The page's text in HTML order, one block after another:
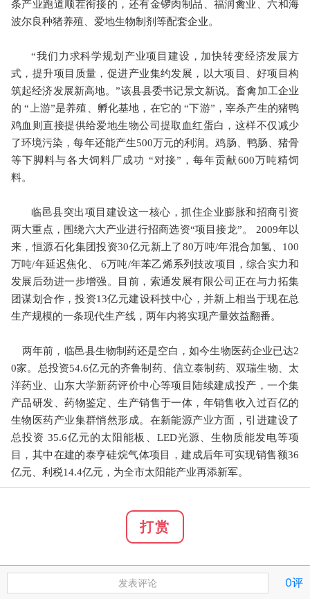
条产业跑道顺茬衔接的，还有金锣肉制品、福润禽业、六和海
波尔良种猪养殖、爱地生物制剂等配套企业。
“我们力求科学规划产业项目建设，加快转变经济发展方
式，提升项目质量，促进产业集约发展，以大项目、好项目构
筑起经济发展新高地。”该县县委书记景文新说。畜禽加工企业
的 “上游”是养殖、孵化基地，在它的 “下游”，宰杀产生的猪鸭
鸡血则直接提供给爱地生物公司提取血红蛋白，这样不仅减少
了环境污染，每年还能产生500万元的利润。鸡肠、鸭肠、猪骨
等下脚料与各大饲料厂成功 “对接”，每年贡献600万吨精饲
料。
临邑县突出项目建设这一核心，抓住企业膨胀和招商引资
两大重点，围绕六大产业进行招商选资“项目接龙”。 2009年以
来，恒源石化集团投资30亿元新上了80万吨/年混合加氢、100
万吨/年延迟焦化、 6万吨/年苯乙烯系列技改项目，综合实力和
发展后劲进一步增强。目前，索通发展有限公司正在与力拓集
团谋划合作，投资13亿元建设科技中心，并新上相当于现在总
生产规模的一条现代生产线，两年内将实现产量效益翻番。
两年前，临邑县生物制药还是空白，如今生物医药企业已达2
0家。总投资54.6亿元的齐鲁制药、信立泰制药、双瑞生物、太
洋药业、山东大学新药评价中心等项目陆续建成投产，一个集
产品研发、药物鉴定、生产销售于一体，年销售收入过百亿的
生物医药产业集群悄然形成。在新能源产业方面，引进建设了
总投资 35.6亿元的太阳能板、LED光源、生物质能发电等项
目，其中在建的泰亨硅烷气体项目，建成后年可实现销售额36
亿元、利税14.4亿元，为全市太阳能产业再添新军。
打赏
发表评论 0评